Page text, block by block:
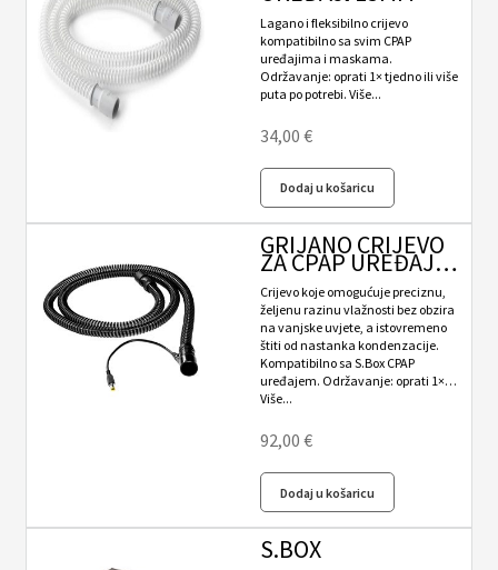
Povrat i reklamacije
Pravila privatnosti
Lagano i fleksibilno crijevo
kompatibilno sa svim CPAP
uređajima i maskama.
Održavanje: oprati 1× tjedno ili više
puta po potrebi. Više...
34,00 €
Dodaj u košaricu
GRIJANO CRIJEVO
ZA CPAP UREĐAJ
(S.BOX)
Crijevo koje omogućuje preciznu,
željenu razinu vlažnosti bez obzira
na vanjske uvjete, a istovremeno
štiti od nastanka kondenzacije.
Kompatibilno sa S.Box CPAP
uređajem. Održavanje: oprati 1×…
Više...
92,00 €
Dodaj u košaricu
S.BOX